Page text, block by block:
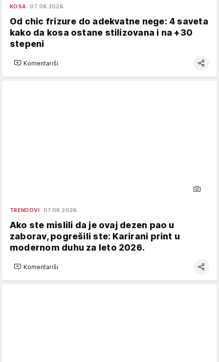
KOSA 07.08.2026.
Od chic frizure do adekvatne nege: 4 saveta
kako da kosa ostane stilizovana i na +30
stepeni
Komentariši
TRENDOVI 07.08.2026.
Ako ste mislili da je ovaj dezen pao u
zaborav, pogrešili ste: Karirani print u
modernom duhu za leto 2026.
Komentariši